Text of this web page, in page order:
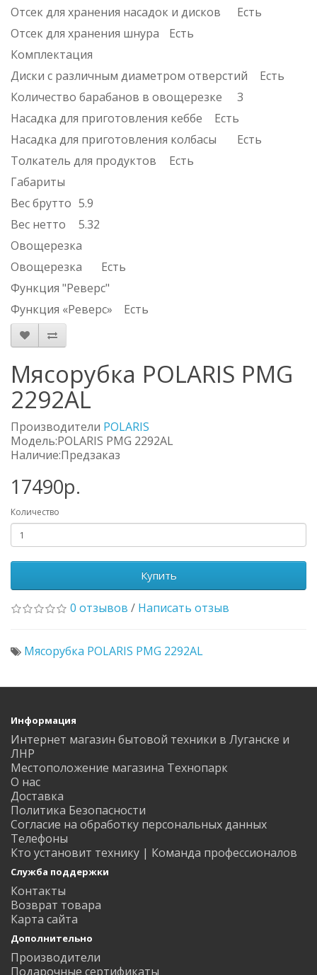
Отсек для хранения насадок и дисков
Есть
Отсек для хранения шнура
Есть
Комплектация
Диски с различным диаметром отверстий
Есть
Количество барабанов в овощерезке
3
Насадка для приготовления кеббе
Есть
Насадка для приготовления колбасы
Есть
Толкатель для продуктов
Есть
Габариты
Вес брутто 5.9
Вес нетто
5.32
Овощерезка
Овощерезка
Есть
Функция "Реверс"
Функция «Реверс»
Есть
Мясорубка POLARIS PMG
2292AL
Производители POLARIS
Модель:POLARIS PMG 2292AL
Наличие:Предзаказ
17490р.
Количество
Купить
0 отзывов / Написать отзыв
Мясорубка POLARIS PMG 2292AL
Информация
Интернет магазин бытовой техники в Луганске и
ЛНР
Местоположение магазина Технопарк
О нас
Доставка
Политика Безопасности
Согласие на обработку персональных данных
Телефоны
Кто установит технику | Команда профессионалов
Служба поддержки
Контакты
Возврат товара
Карта сайта
Дополнительно
Производители
Подарочные сертификаты